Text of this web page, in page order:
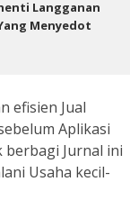
Langganan
Menyedot
efisien Jual
Aplikasi
berbagi Jurnal ini
Usaha kecil-